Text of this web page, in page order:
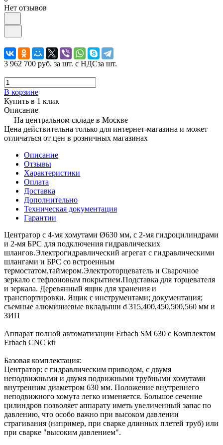
Нет отзывов
3 962 700 руб. за шт. с НДСза шт.
В корзине
Купить в 1 клик
Описание
На центральном складе в Москве
Цена действительна только для интернет-магазина и может
отличаться от цен в розничных магазинах
Описание
Отзывы
Характеристики
Оплата
Доставка
Дополнительно
Техническая документация
Гарантии
Центратор с 4-мя хомутами Ø630 мм, с 2-мя гидроцилиндрами
и 2-мя БРС для подключения гидравлических
шлангов.Электрогидравлический агрегат с гидравлическими
шлангами и БРС со встроенным
термостатом,таймером.Электроторцеватель и Сварочное
зеркало с тефлоновым покрытием.Подставка для торцевателя
и зеркала. Деревянный ящик для хранения и
транспортировки. Ящик с инструментами; документация;
съемные алюминиевые вкладыши d 315,400,450,500,560 мм и
ЗИП
Аппарат полной автоматизации Erbach SM 630 с Комплектом
Erbach CNC kit
Базовая комплектация:
Центратор: с гидравлическим приводом, с двумя
неподвижными и двумя подвижными трубными хомутами
внутренним диаметром 630 мм. Положение внутреннего
неподвижного хомута легко изменяется. Большое сечение
цилиндров позволяет аппарату иметь увеличенный запас по
давлению, что особо важно при высоком давлении
страгивания (например, при сварке длинных плетей труб) или
при сварке "высоким давлением".